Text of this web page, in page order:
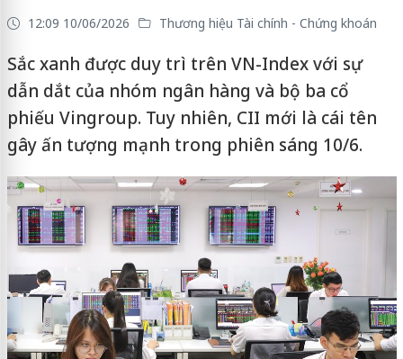
12:09 10/06/2026 Thương hiệu Tài chính - Chứng khoán
Sắc xanh được duy trì trên VN-Index với sự
dẫn dắt của nhóm ngân hàng và bộ ba cổ
phiếu Vingroup. Tuy nhiên, CII mới là cái tên
gây ấn tượng mạnh trong phiên sáng 10/6.